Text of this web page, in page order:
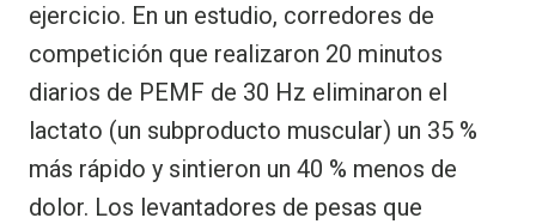
ejercicio. En un estudio, corredores de
competición que realizaron 20 minutos
diarios de PEMF de 30 Hz eliminaron el
lactato (un subproducto muscular) un 35 %
más rápido y sintieron un 40 % menos de
dolor. Los levantadores de pesas que